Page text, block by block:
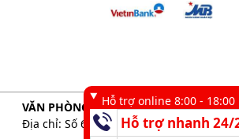
VĂN PHÒNG GIAO DỊCH TẠI TP. HCM
Địa chỉ: Số 6 kênh 19/5, Phường Tân Sơn
Hỗ trợ online 8:00 -
Hỗ trợ nhanh